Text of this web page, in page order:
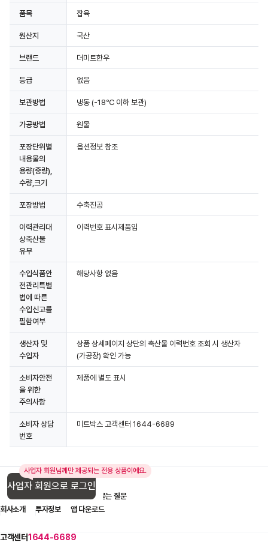
상세정보 더보기
품목 잡육
원산지 국산
브랜드 더미트한우
등급 없음
보관방법 냉동 (-18℃ 이하 보관)
가공방법 원물
포장단위별
내용물의
용량(중량),
수량,크기
옵션정보 참조
포장방법 수축진공
이력관리대
상축산물
유무
이력번호 표시제품임
수입식품안
전관리특별
법에 따른
수입신고를
필함여부
해당사항 없음
생산자 및
수입자
상품 상세페이지 상단의 축산물 이력번호 조회 시 생산자
(가공장) 확인 가능
소비자안전
을 위한
주의사항
제품에 별도 표시
소비자 상담
번호
미트박스 고객센터 1644-6689
사업자 회원님께만 제공되는 전용 상품이에요.
사업자 회원으로 로그인
고객센터1644-6689
입점 제휴 문의
자주 묻는 질문
회사소개
투자정보 앱 다운로드